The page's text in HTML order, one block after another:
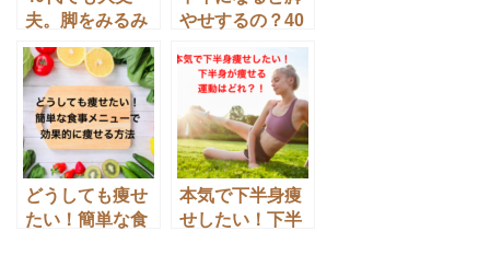
夫。脚をみるみ
る細くする方法
はやっぱりコ
レ！！
やせするの？40
代50代女性が足
を細くするダイ
エット方法
どうしても痩せ
たい！簡単な食
本気で下半身痩
せしたい！下半